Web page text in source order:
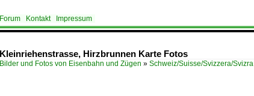
Forum Kontakt Impressum
Kleinriehenstrasse, Hirzbrunnen Karte Fotos
Bilder und Fotos von Eisenbahn und Zügen » Schweiz/Suisse/Svizzera/Svizra